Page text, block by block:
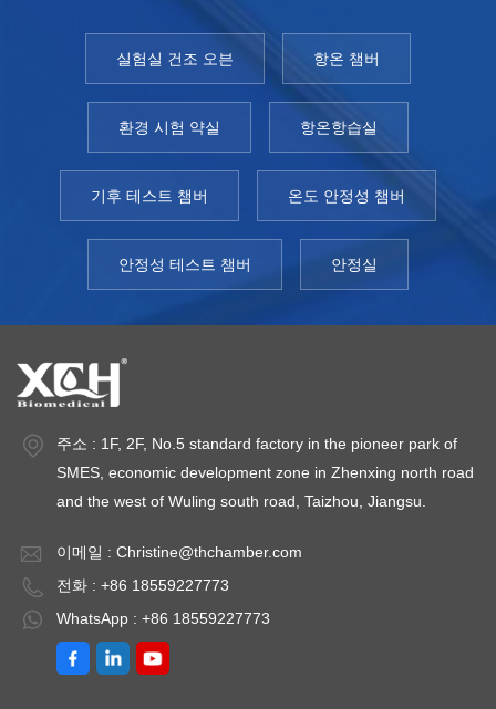
실험실 건조 오븐 항온 챔버
환경 시험 약실 항온항습실
기후 테스트 챔버 온도 안정성 챔버
안정성 테스트 챔버 안정실
주소 : 1F, 2F, No.5 standard factory in the pioneer park of
SMES, economic development zone in Zhenxing north road
and the west of Wuling south road, Taizhou, Jiangsu.
이메일 : Christine@thchamber.com
전화 : +86 18559227773
WhatsApp : +86 18559227773